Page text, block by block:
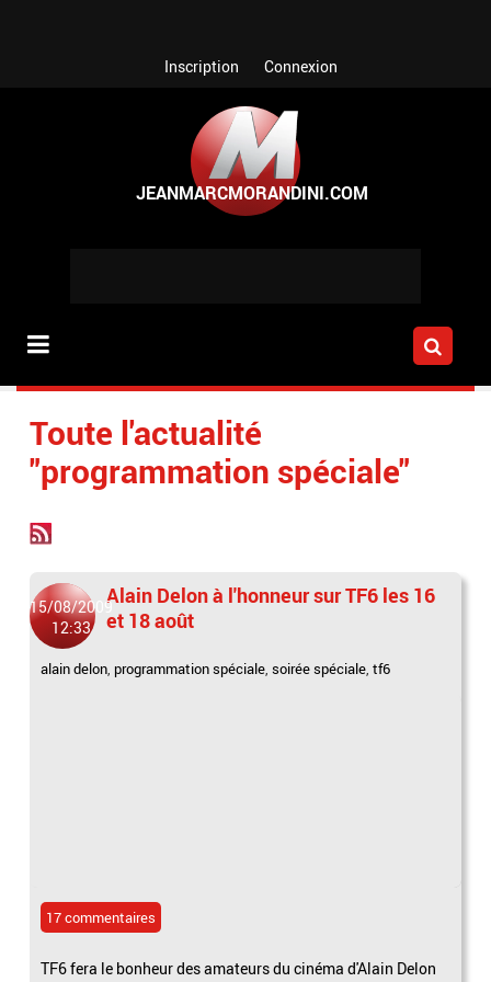
Inscription Connexion
Toute l'actualité
"programmation spéciale"
15/08/2009
12:33
Alain Delon à l'honneur sur TF6 les 16
et 18 août
alain delon, programmation spéciale,soirée spéciale,tf6
17 commentaires
TF6 fera le bonheur des amateurs du cinéma d'Alain Delon